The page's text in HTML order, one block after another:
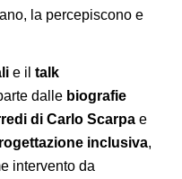
la percepiscono e
e il talk
dalle biografie
di Carlo Scarpa e
inclusiva,
intervento da